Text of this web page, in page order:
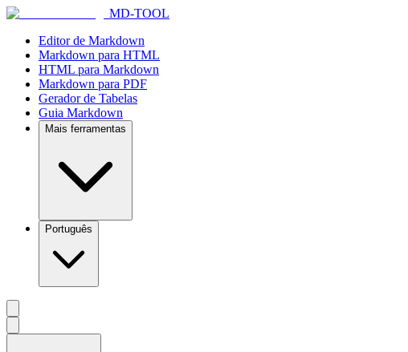
MD-TOOL
Editor de Markdown
Markdown para HTML
HTML para Markdown
Markdown para PDF
Gerador de Tabelas
Guia Markdown
Mais ferramentas
Português